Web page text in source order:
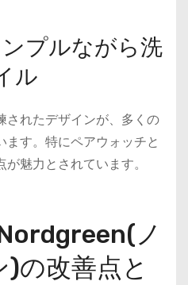
プルながら洗
ル
されたデザインが、多くの
す。特にペアウォッチと
魅力とされています。
ノ
の改善点と